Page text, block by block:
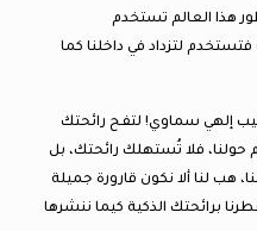
هذا العالم تستخدم
لتزداد في داخلنا كما
إلهي سماوي! لتفح رائحتك
فلا تُستهلك رائحتك، بل
هب لنا ألا نكون قارورة جميلة
برائحتك الذكية كيما ننشرها